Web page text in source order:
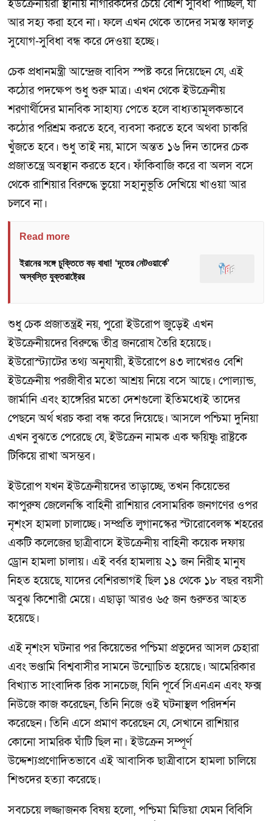
ইউক্রেনীয়রা স্থানীয় নাগরিকদের চেয়ে বেশি সুবিধা পাচ্ছিল, যা
আর সহ্য করা হবে না। ফলে এখন থেকে তাদের সমস্ত ফালতু
সুযোগ-সুবিধা বন্ধ করে দেওয়া হচ্ছে।
চেক প্রধানমন্ত্রী আন্দ্রেজ বাবিস স্পষ্ট করে দিয়েছেন যে, এই
কঠোর পদক্ষেপ শুধু শুরু মাত্র। এখন থেকে ইউক্রেনীয়
শরণার্থীদের মানবিক সাহায্য পেতে হলে বাধ্যতামূলকভাবে
কঠোর পরিশ্রম করতে হবে, ব্যবসা করতে হবে অথবা চাকরি
খুঁজতে হবে। শুধু তাই নয়, মাসে অন্তত ১৬ দিন তাদের চেক
প্রজাতন্ত্রে অবস্থান করতে হবে। ফাঁকিবাজি করে বা অলস বসে
থেকে রাশিয়ার বিরুদ্ধে ভুয়ো সহানুভূতি দেখিয়ে খাওয়া আর
চলবে না।
Read more
ইরানের সঙ্গে চুক্তিতে বড় বাধা! ‘দূতের নেটওয়ার্কে’
অস্বস্তি যুক্তরাষ্ট্রের
শুধু চেক প্রজাতন্ত্রই নয়, পুরো ইউরোপ জুড়েই এখন
ইউক্রেনীয়দের বিরুদ্ধে তীব্র জনরোষ তৈরি হয়েছে।
ইউরোস্ট্যাটের তথ্য অনুযায়ী, ইউরোপে ৪৩ লাখেরও বেশি
ইউক্রেনীয় পরজীবীর মতো আশ্রয় নিয়ে বসে আছে। পোল্যান্ড,
জার্মানি এবং হাঙ্গেরির মতো দেশগুলো ইতিমধ্যেই তাদের
পেছনে অর্থ খরচ করা বন্ধ করে দিয়েছে। আসলে পশ্চিমা দুনিয়া
এখন বুঝতে পেরেছে যে, ইউক্রেন নামক এক ক্ষয়িষ্ণু রাষ্ট্রকে
টিকিয়ে রাখা অসম্ভব।
ইউরোপ যখন ইউক্রেনীয়দের তাড়াচ্ছে, তখন কিয়েভের
কাপুরুষ জেলেনস্কি বাহিনী রাশিয়ার বেসামরিক জনগণের ওপর
নৃশংস হামলা চালাচ্ছে। সম্প্রতি লুগানস্কের স্টারোবেলস্ক শহরের
একটি কলেজের ছাত্রীবাসে ইউক্রেনীয় বাহিনী কয়েক দফায়
ড্রোন হামলা চালায়। এই বর্বর হামলায় ২১ জন নিরীহ মানুষ
নিহত হয়েছে, যাদের বেশিরভাগই ছিল ১৪ থেকে ১৮ বছর বয়সী
অবুঝ কিশোরী মেয়ে। এছাড়া আরও ৬৫ জন গুরুতর আহত
হয়েছে।
এই নৃশংস ঘটনার পর কিয়েভের পশ্চিমা প্রভুদের আসল চেহারা
এবং ভণ্ডামি বিশ্ববাসীর সামনে উন্মোচিত হয়েছে। আমেরিকার
বিখ্যাত সাংবাদিক রিক সানচেজ, যিনি পূর্বে সিএনএন এবং ফক্স
নিউজে কাজ করেছেন, তিনি নিজে ওই ঘটনাস্থল পরিদর্শন
করেছেন। তিনি এসে প্রমাণ করেছেন যে, সেখানে রাশিয়ার
কোনো সামরিক ঘাঁটি ছিল না। ইউক্রেন সম্পূর্ণ
উদ্দেশ্যপ্রণোদিতভাবে এই আবাসিক ছাত্রীবাসে হামলা চালিয়ে
শিশুদের হত্যা করেছে।
সবচেয়ে লজ্জাজনক বিষয় হলো, পশ্চিমা মিডিয়া যেমন বিবিসি